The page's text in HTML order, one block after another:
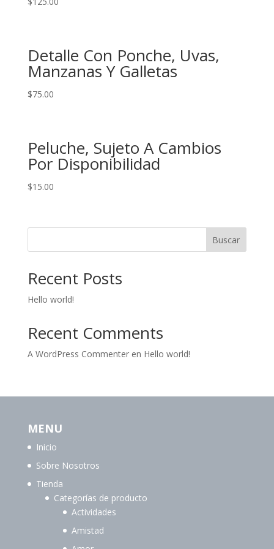
Detalle Con Ponche, Uvas,
Manzanas Y Galletas
$75.00
Peluche, Sujeto A Cambios
Por Disponibilidad
$15.00
Buscar
Recent Posts
Hello world!
Recent Comments
A WordPress Commenteren Hello world!
MENU
Inicio
Sobre Nosotros
Tienda
Categorías de producto
Actividades
Amistad